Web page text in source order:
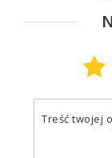
Treść twojej